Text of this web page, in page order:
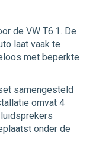
de VW T6.1. De
laat vaak te
met beperkte
samengesteld
omvat 4
onder de